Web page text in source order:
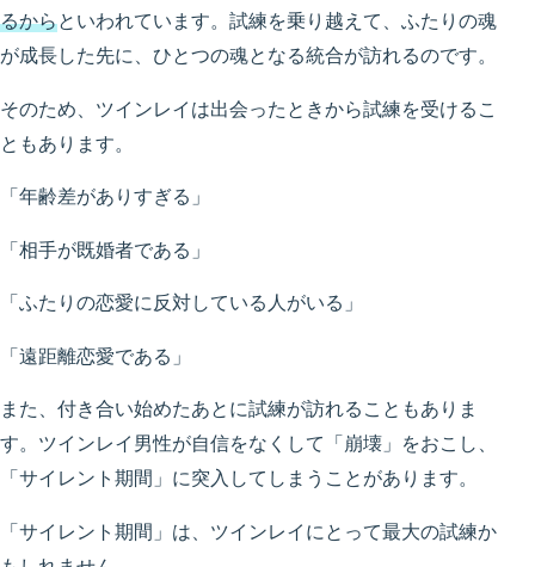
るからといわれています。試練を乗り越えて、ふたりの魂
が成長した先に、ひとつの魂となる統合が訪れるのです。
そのため、ツインレイは出会ったときから試練を受けるこ
ともあります。
「年齢差がありすぎる」
「相手が既婚者である」
「ふたりの恋愛に反対している人がいる」
「遠距離恋愛である」
また、付き合い始めたあとに試練が訪れることもありま
す。ツインレイ男性が自信をなくして「崩壊」をおこし、
「サイレント期間」に突入してしまうことがあります。
「サイレント期間」は、ツインレイにとって最大の試練か